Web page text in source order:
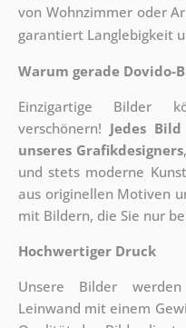
von Wohnzimmer oder
garantiert Langlebigkeit
Warum gerade Dovido-
Einzigartige Bilder
verschönern! Jedes
unseres Grafikdesigners
und stets moderne
aus originellen Motiven
mit Bildern, die Sie nur
Hochwertiger Druck
Unsere Bilder
Leinwand mit einem